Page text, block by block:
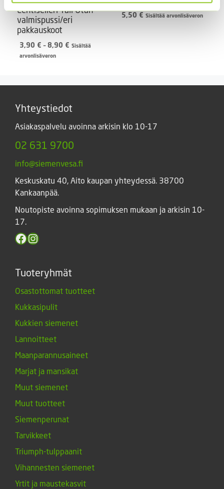
Lehtiselleri Tall Utah
valmispussi/eri
pakkauskoot
3,90 € – 8,90 € Hintaluokka:
Sisältää
arvonlisäveron
5,50 € Sisältää arvonlisäveron
Yhteystiedot
Asiakaspalvelu avoinna arkisin klo 10-17
02 631 9700
info@siemenvesa.fi
Keskuskatu 40, Aito kaupan yhteydessä. 38700
Kankaanpää.
Noutopiste avoinna sopimuksen mukaan ja arkisin 10-
17.
Facebook
Instagram
Tuoteryhmät
Osastottomat tuotteet
Kukkasipulit
Kukkien siemenet
Lannoitteet
Maanparannusaineet
Marjat ja mansikat
Muut siemenet
Muut tuotteet
Siemenperunat
Tarvikkeet
Triumph-tulppaanit
Vihannesten siemenet
Yrtit ja maustekasvit